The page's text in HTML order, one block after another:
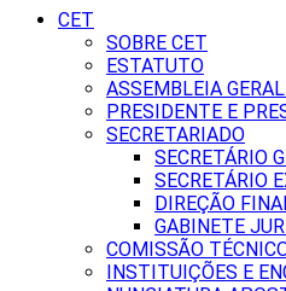
CET
SOBRE CET
ESTATUTO
ASSEMBLEIA
PRESIDENTE E
SECRETARIADO
SECRETÁRIO
SECRETÁRIO
DIREÇÃO
GABINETE
COMISSÃO
INSTITUIÇÕES E